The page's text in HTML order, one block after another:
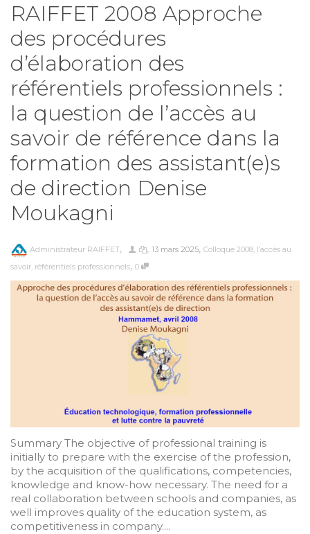
RAIFFET 2008 Approche
des procédures
d’élaboration des
référentiels professionnels :
la question de l’accès au
savoir de référence dans la
formation des assistant(e)s
de direction Denise
Moukagni
Administrateur RAIFFET, , 13 mars 2025, Colloque 2008, l’accès au
savoir, référentiels professionnels, 0
Summary The objective of professional training is
initially to prepare with the exercise of the profession,
by the acquisition of the qualifications, competencies,
knowledge and know-how necessary. The need for a
real collaboration between schools and companies, as
well improves quality of the education system, as
competitiveness in company....